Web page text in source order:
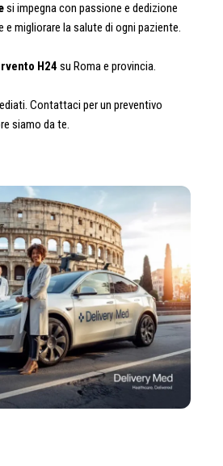
si impegna con passione e dedizione
e migliorare la salute di ogni paziente.
H24 su Roma e provincia.
Contattaci per un preventivo
siamo da te.